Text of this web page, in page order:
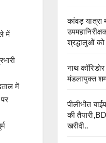
में
में
कांवड़ यात्रा
श्रद्धालुओं
नाथ कॉरिडोर
मंडलायुक्त
पीलीभीत
की
खरीदी..